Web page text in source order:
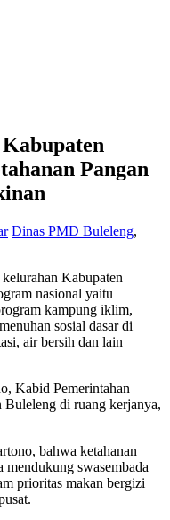
Pangan
Dinas PMD Buleleng,
Kabupaten
nasional yaitu
kampung iklim,
sosial dasar di
air bersih dan lain
Kabid Pemerintahan
di ruang kerjanya,
bahwa ketahanan
mendukung swasembada
prioritas makan bergizi